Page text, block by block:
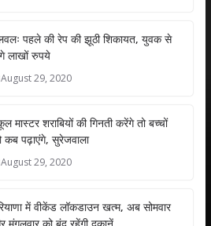
e
dI
n
l e
पहले की रेप की झूठी शिकायत, युवक से
लाखों रुपये
August 29, 2020
मास्टर शराबियों की गिनती करेंगे तो बच्चों
कब पढ़ाएंगे, सुरेजवाला
August 29, 2020
में वीकेंड लॉकडाउन खत्म, अब सोमवार